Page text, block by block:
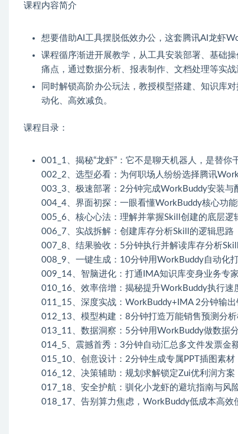
课程内容简介
想要借助AI工具摆脱低效办公，这套腾讯AI龙虾
课程循序渐进开展教学，从工具安装部署、基础
痛点，通过数据分析、报表制作、文档处理等实战
同时解锁高阶办公玩法，教授模型搭建、知识库
动化、高效减负。
课程目录：
001_1、揭秘“龙虾”：它不是聊天机器人，是替你
002_2、选型必看：为何职场人纷纷选择腾讯
003_3、极速部署：2分钟完成WorkBuddy安装与
004_4、界面初探：一眼看懂WorkBuddy核心功能
005_6、核心心法：理解并掌握Skill创建的底层逻
006_7、实战拆解：创建库存分析Skill的逻辑思路
007_8、结果验收：5分钟执行并解读库存分析
008_9、一键生成：10分钟用WorkBuddy自动化
009_14、智脑进化：打通IMA知识库变身业务专家
010_16、效率倍增：揭秘提升WorkBuddy执行速
011_15、深度实战：WorkBuddy+IMA 2分钟输出
012_13、模型构建：8分钟打造万能销售预测分析
013_11、数据洞察：5分钟用WorkBuddy做数据
014_5、震撼首秀：3分钟自动汇总多文件发票金
015_10、创意设计：2分钟生成专属PPT插图素材
016_12、决策辅助：规划求解锁定Zui优利润方案
017_18、安全护航：驯化小龙虾的避坑指南与风
018_17、告别算力焦虑，WorkBuddy低成本高效